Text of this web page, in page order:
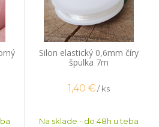
Silon elastický 0,6mm číry
špulka 7m
1,40 €/ ks
Na sklade - do 48h u teba